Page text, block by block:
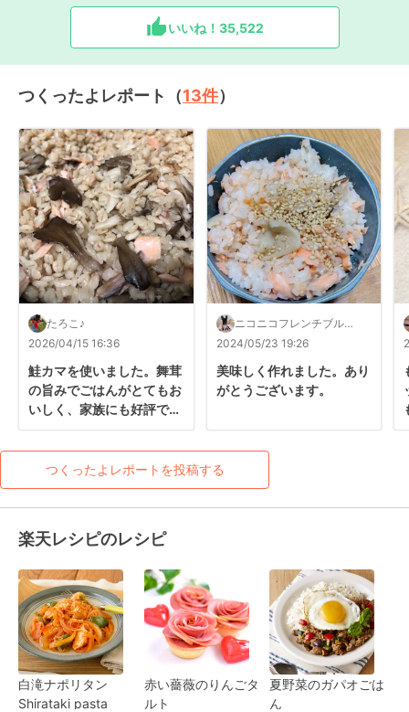
いいね！ 35,522
つくったよレポート（13件）
たろこ♪
2026/04/15 16:36
鮭カマを使いました。舞茸
の旨みでごはんがとてもお
いしく、家族にも好評でし
ニコニコフレンチブルド
ック
2024/05/23 19:26
美味しく作れました。あり
がとうございます。
つくったよレポートを投稿する
楽天レシピのレシピ
白滝ナポリタン
Shirataki pasta
赤い薔薇のりんごタ
ルト
夏野菜のガパオごは
ん